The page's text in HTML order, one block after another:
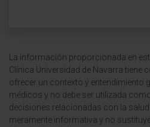
La información proporcionada en
Clínica Universidad de Navarra tiene
ofrecer un contexto y entendimiento
médicos y no debe ser utilizada
decisiones relacionadas con la
meramente informativa y no